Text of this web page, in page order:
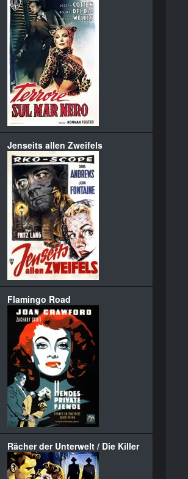
Jenseits allen Zweifels
Flamingo Road
Rächer der Unterwelt / Die Killer